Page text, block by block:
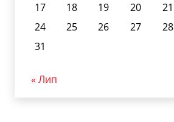
17
18 19 20 21
24
25 26 27 28
31
« Лип